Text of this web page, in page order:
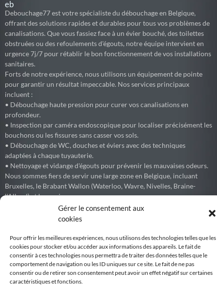
Gérer le consentement aux
cookies
Pour offrir les meilleures expériences, nous utilisons des technologies telles que les
cookies pour stocker et/ou accéder aux informations des appareils. Le fait de
consentir à ces technologies nous permettra de traiter des données telles que le
comportement de navigation ou les ID uniques sur ce site. Le fait de ne pas
consentir ou de retirer son consentement peut avoir un effet négatif sur certaines
caractéristiques et fonctions.
Debouchage77 est votre spécialiste du débouchage en Belgique,
offrant des solutions rapides et durables pour tous vos problèmes de
canalisations. Que vous fassiez face à un évier bouché, des toilettes
obstruées ou des refoulements d'égouts, notre équipe intervient en
urgence 7j/7 pour rétablir le bon fonctionnement de vos installations
sanitaires.
Forts de notre expérience, nous utilisons un équipement de pointe
pour garantir un résultat impeccable. Nos services principaux
incluent :
• Débouchage haute pression pour curer vos canalisations en
profondeur.
• Inspection par caméra endoscopique pour localiser précisément les
bouchons ou les fissures sans casser vos sols.
• Débouchage de WC, douches et éviers avec des techniques
adaptées à chaque tuyauterie.
• Nettoyage et vidange d'égouts pour prévenir les mauvaises odeurs.
Nous sommes fiers de servir une large zone en Belgique, incluant
Bruxelles, le Brabant Wallon (Waterloo, Wavre, Nivelles, Braine-
l'Alleud) et les environs.
Debouchage77
Débouchage express de canalisations et égouts partout en Belgique.
Voir sur Facebook